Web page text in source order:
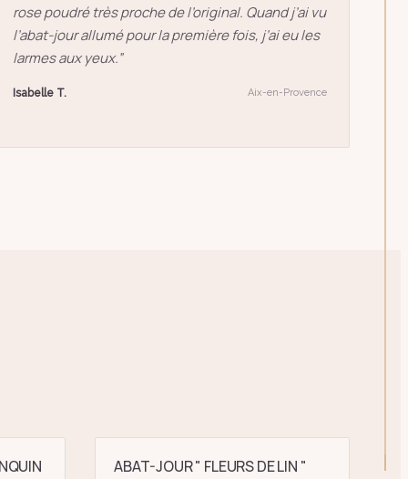
rose poudré très proche de l’original. Quand j’ai vu
l’abat-jour allumé pour la première fois, j’ai eu les
larmes aux yeux.”
Isabelle T. Aix-en-Provence
ABAT-JOUR " FLEURS DE LIN "